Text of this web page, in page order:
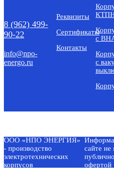
8 (962) 499-
90-22
info@npo-
energo.ru
Реквизиты
Сертификаты
Контакты
с
с
ООО «НПО ЭНЕРГИЯ»
- производство
электротехнических
корпусов
сайте не
офертой